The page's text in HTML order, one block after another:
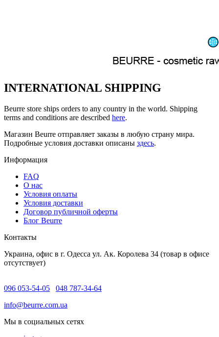
INTERNATIONAL SHIPPING
Beurre store ships orders to any country in the world. Shipping
terms and conditions are described here.
Магазин Beurre отправляет заказы в любую страну мира.
Подробные условия доставки описаны здесь.
Информация
FAQ
O нас
Условия оплаты
Условия доставки
Договор публичной оферты
Блог Beurre
Контакты
Украина, офис в г. Одесса ул. Ак. Королева 34 (товар в офисе
отсутствует)
096 053-54-05
048 787-34-64
info@beurre.com.ua
Мы в социальных сетях